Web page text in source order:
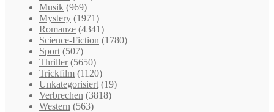
Musik (969)
Mystery (1971)
Romanze (4341)
Science-Fiction (1780)
Sport (507)
Thriller (5650)
Trickfilm (1120)
Unkategorisiert (19)
Verbrechen (3818)
Western (563)